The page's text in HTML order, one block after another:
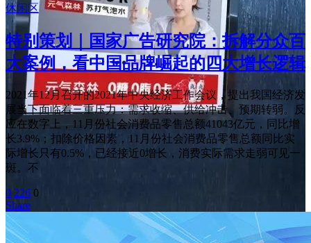
休闲区
特别策划｜国家广告研究院：拆解分众百
大案例，看中国品牌崛起的四大增长逻辑
2021年12月召开的2021年中央经济工作会议，提出我国经济发
展当下面临着三重压力：需求收缩、供给冲击、预期转弱。反
应在数字上，11月份社会消费品零售总额41043亿元，同比增
长3.9%；扣除价格因素，11月份社会消费品零售总额同比实
际增长只有0.5%，已经接近0增长，消费实际需求走弱可见一
斑。不
0 226 0
Share